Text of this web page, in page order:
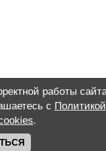
работы
с Политикой
.